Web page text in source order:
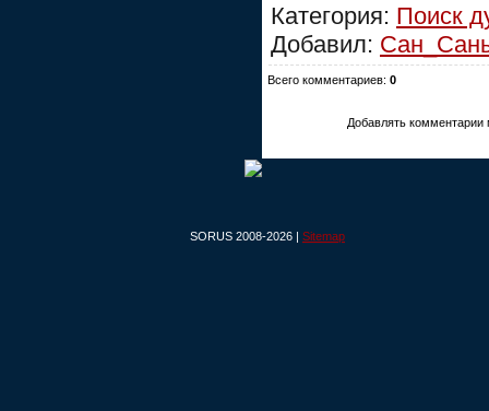
Категория: Поиск
Добавил:
Всего комментариев: 0
Добавлять комментарии
SORUS 2008-2026 | Sitemap